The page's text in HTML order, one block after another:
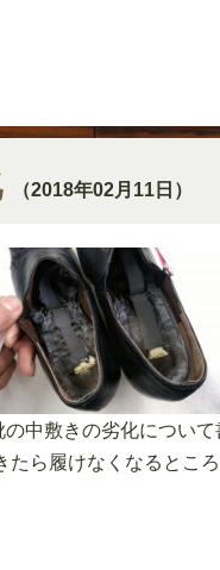
（2018年02月11日）
中敷きの劣化につい
ら履けなくなるとこ